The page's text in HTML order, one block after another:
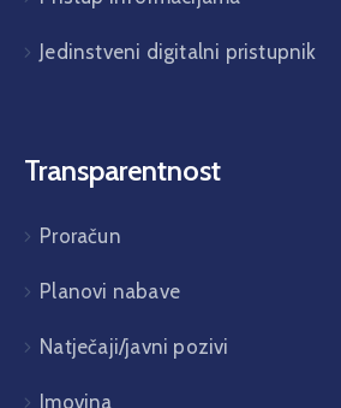
Jedinstveni digitalni pristupnik
Transparentnost
Proračun
Planovi nabave
Natječaji/javni pozivi
Imovina